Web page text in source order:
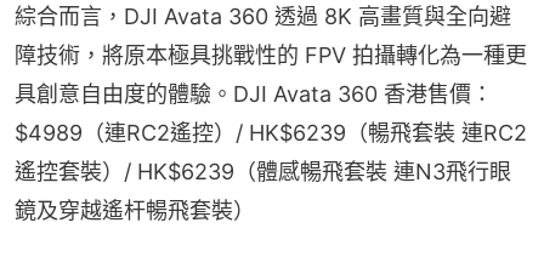
綜合而言，DJI Avata 360 透過 8K 高畫質與全向避
障技術，將原本極具挑戰性的 FPV 拍攝轉化為一種更
具創意自由度的體驗。DJI Avata 360 香港售價：
$4989（連RC2遙控）/ HK$6239（暢飛套裝 連RC2
遙控套裝）/ HK$6239（體感暢飛套裝 連N3飛行眼
鏡及穿越遙杆暢飛套裝）